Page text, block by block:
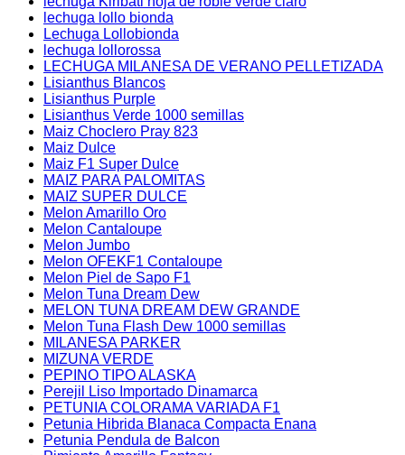
lechuga lollo bionda
Lechuga Lollobionda
lechuga lollorossa
LECHUGA MILANESA DE VERANO PELLETIZADA
Lisianthus Blancos
Lisianthus Purple
Lisianthus Verde 1000 semillas
Maiz Choclero Pray 823
Maiz Dulce
Maiz F1 Super Dulce
MAIZ PARA PALOMITAS
MAIZ SUPER DULCE
Melon Amarillo Oro
Melon Cantaloupe
Melon Jumbo
Melon OFEKF1 Contaloupe
Melon Piel de Sapo F1
Melon Tuna Dream Dew
MELON TUNA DREAM DEW GRANDE
Melon Tuna Flash Dew 1000 semillas
MILANESA PARKER
MIZUNA VERDE
PEPINO TIPO ALASKA
Perejil Liso Importado Dinamarca
PETUNIA COLORAMA VARIADA F1
Petunia Hibrida Blanaca Compacta Enana
Petunia Pendula de Balcon